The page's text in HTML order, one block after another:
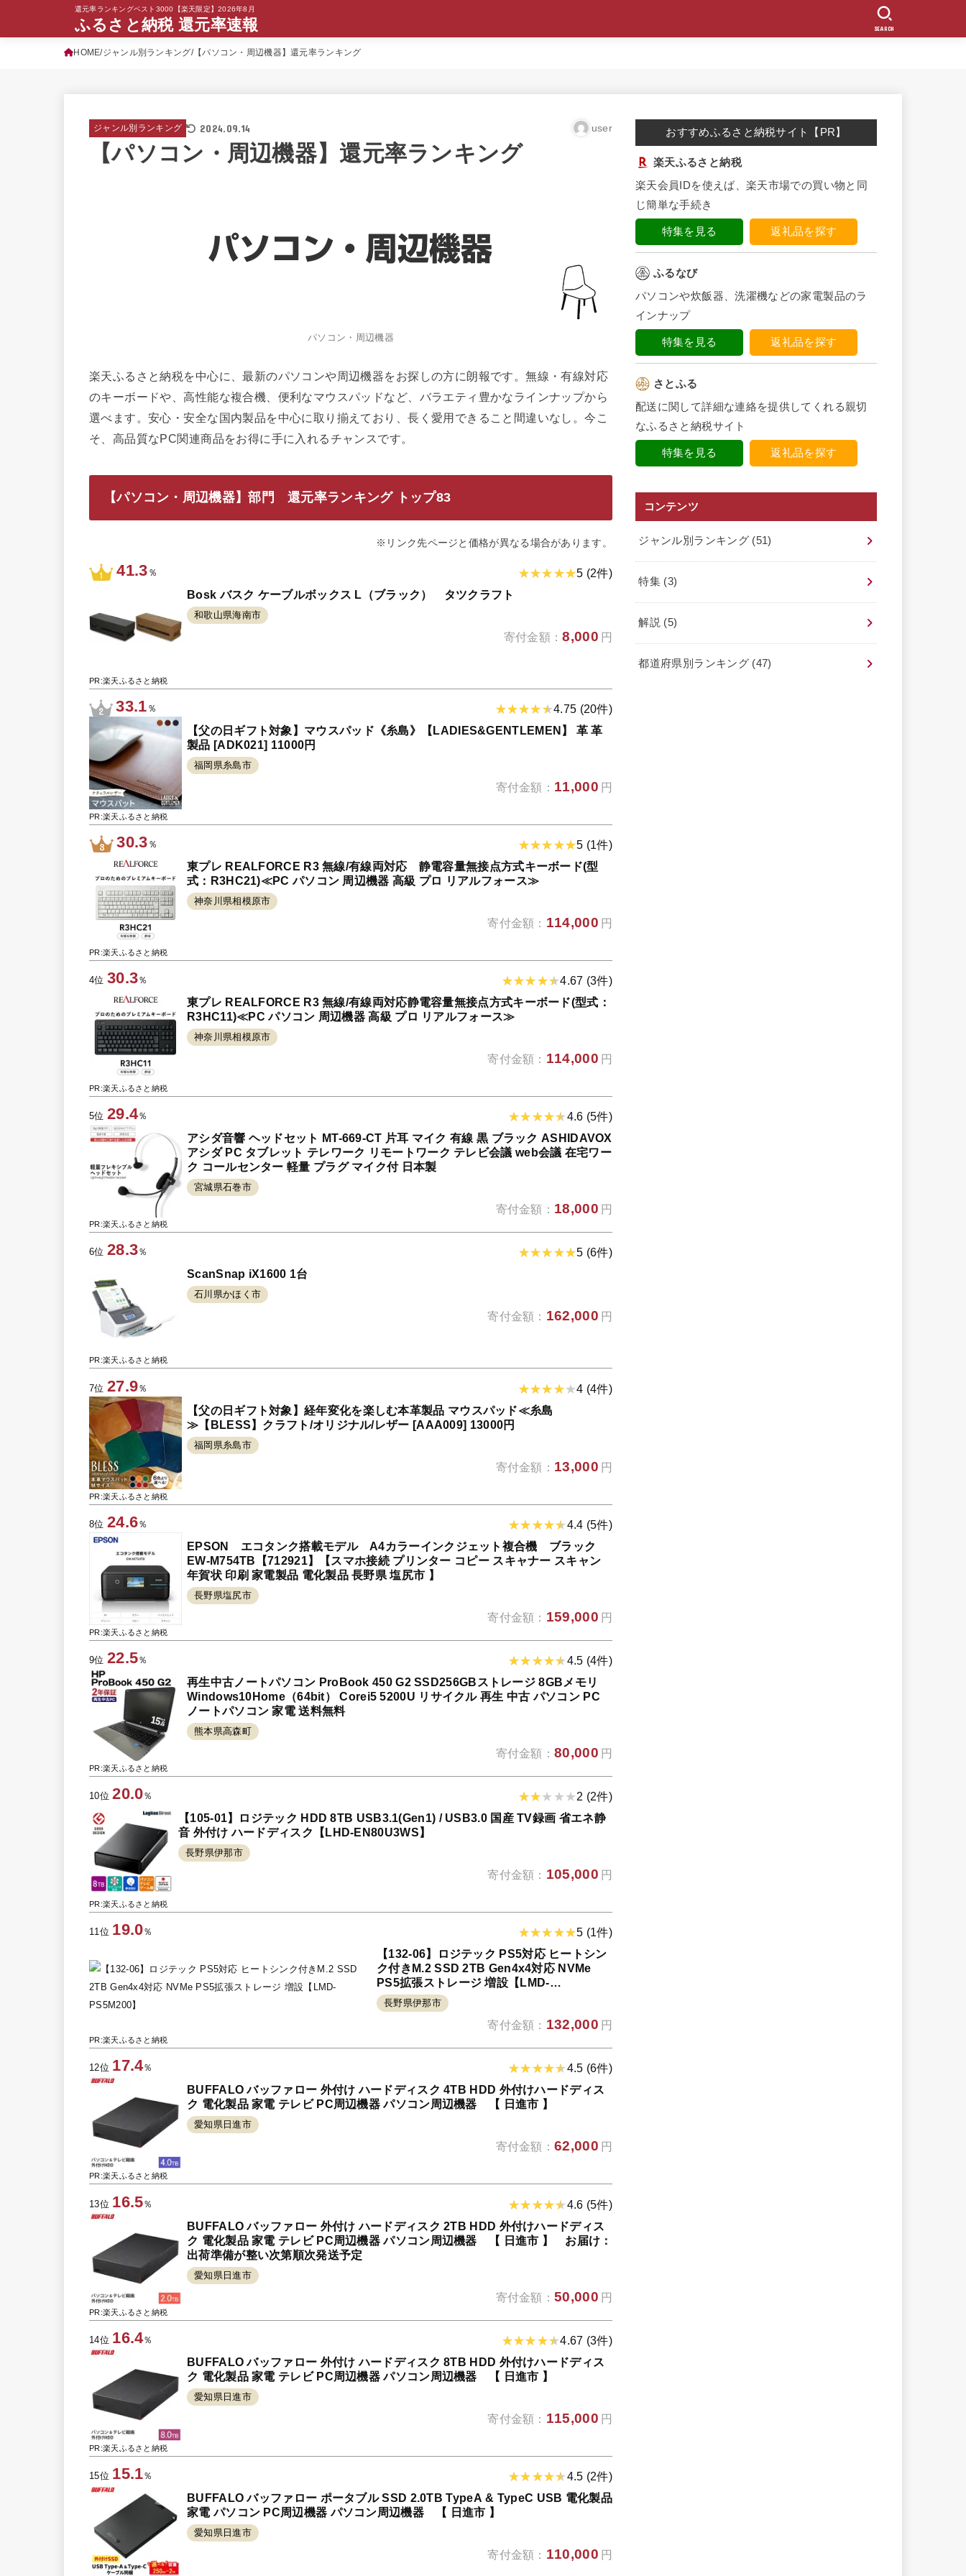
還元率ランキングベスト3000【楽天限定】2026年8月
ふるさと納税 還元率速報 SEARCH
HOME ジャンル別ランキング 【パソコン・周辺機器】還元率ランキング
ジャンル別ランキング 2024.09.14 user
【パソコン・周辺機器】還元率ランキング
パソコン・周辺機器
楽天ふるさと納税を中心に、最新のパソコンや周辺機器をお探しの方に朗報です。無線・有線対応
のキーボードや、高性能な複合機、便利なマウスパッドなど、バラエティ豊かなラインナップから
選べます。安心・安全な国内製品を中心に取り揃えており、長く愛用できること間違いなし。今こ
そ、高品質なPC関連商品をお得に手に入れるチャンスです。
【パソコン・周辺機器】部門 還元率ランキング トップ83
※リンク先ページと価格が異なる場合があります。
41.3 ％
PR:楽天ふるさと納税
5 (2件)
Bosk バスク ケーブルボックス L（ブラック） タツクラフト
和歌山県海南市
寄付金額：8,000 円
33.1 ％
PR:楽天ふるさと納税
4.75 (20件)
【父の日ギフト対象】マウスパッド《糸島》【LADIES&GENTLEMEN】 革 革
製品 [ADK021] 11000円
福岡県糸島市
寄付金額： 11,000 円
30.3 ％
PR:楽天ふるさと納税
5 (1件)
東プレ REALFORCE R3 無線/有線両対応 静電容量無接点方式キーボード(型
式：R3HC21)≪PC パソコン 周辺機器 高級 プロ リアルフォース≫
神奈川県相模原市
寄付金額： 114,000 円
4位 30.3％
PR:楽天ふるさと納税
4.67 (3件)
東プレ REALFORCE R3 無線/有線両対応静電容量無接点方式キーボード(型式：
R3HC11)≪PC パソコン 周辺機器 高級 プロ リアルフォース≫
神奈川県相模原市
寄付金額： 114,000 円
5位 29.4％
PR:楽天ふるさと納税
4.6 (5件)
アシダ音響 ヘッドセット MT-669-CT 片耳 マイク 有線 黒 ブラック ASHIDAVOX
アシダ PC タブレット テレワーク リモートワーク テレビ会議 web会議 在宅ワー
ク コールセンター 軽量 プラグ マイク付 日本製
宮城県石巻市
寄付金額： 18,000 円
6位 28.3％
PR:楽天ふるさと納税
5 (6件)
ScanSnap iX1600 1台
石川県かほく市
寄付金額： 162,000 円
7位 27.9％
PR:楽天ふるさと納税
4 (4件)
【父の日ギフト対象】経年変化を楽しむ本革製品 マウスパッド≪糸島
≫【BLESS】クラフト/オリジナル/レザー [AAA009] 13000円
福岡県糸島市
寄付金額： 13,000 円
8位 24.6％
PR:楽天ふるさと納税
4.4 (5件)
EPSON エコタンク搭載モデル A4カラーインクジェット複合機 ブラック
EW-M754TB【712921】【スマホ接続 プリンター コピー スキャナー スキャン
年賀状 印刷 家電製品 電化製品 長野県 塩尻市 】
長野県塩尻市
寄付金額： 159,000 円
9位 22.5％
PR:楽天ふるさと納税
4.5 (4件)
再生中古ノートパソコン ProBook 450 G2 SSD256GBストレージ 8GBメモリ
Windows10Home（64bit） Corei5 5200U リサイクル 再生 中古 パソコン PC
ノートパソコン 家電 送料無料
熊本県高森町
寄付金額： 80,000 円
10位20.0％
PR:楽天ふるさと納税
2 (2件)
【105-01】ロジテック HDD 8TB USB3.1(Gen1) / USB3.0 国産 TV録画 省エネ静
音 外付け ハードディスク【LHD-EN80U3WS】
長野県伊那市
寄付金額： 105,000 円
11位 19.0％
PR:楽天ふるさと納税
5 (1件)
【132-06】ロジテック PS5対応 ヒートシン
ク付きM.2 SSD 2TB Gen4x4対応 NVMe
PS5拡張ストレージ 増設【LMD-
PS5M200】
長野県伊那市
寄付金額： 132,000 円
12位 17.4％
PR:楽天ふるさと納税
4.5 (6件)
BUFFALO バッファロー 外付け ハードディスク 4TB HDD 外付けハードディス
ク 電化製品 家電 テレビ PC周辺機器 パソコン周辺機器 【 日進市 】
愛知県日進市
寄付金額： 62,000 円
13位 16.5％
PR:楽天ふるさと納税
4.6 (5件)
BUFFALO バッファロー 外付け ハードディスク 2TB HDD 外付けハードディス
ク 電化製品 家電 テレビ PC周辺機器 パソコン周辺機器 【 日進市 】 お届け：
出荷準備が整い次第順次発送予定
愛知県日進市
寄付金額： 50,000 円
14位 16.4％
PR:楽天ふるさと納税
4.67 (3件)
BUFFALO バッファロー 外付け ハードディスク 8TB HDD 外付けハードディス
ク 電化製品 家電 テレビ PC周辺機器 パソコン周辺機器 【 日進市 】
愛知県日進市
寄付金額： 115,000 円
15位 15.1％
4.5 (2件)
BUFFALO バッファロー ポータブル SSD 2.0TB TypeA & TypeC USB 電化製品
家電 パソコン PC周辺機器 パソコン周辺機器 【 日進市 】
愛知県日進市
寄付金額： 110,000 円
おすすめふるさと納税サイト【PR】
楽天ふるさと納税
楽天会員IDを使えば、楽天市場での買い物と同
じ簡単な手続き
特集を見る 返礼品を探す
ふるなび
パソコンや炊飯器、洗濯機などの家電製品のラ
インナップ
特集を見る 返礼品を探す
さとふる
配送に関して詳細な連絡を提供してくれる親切
なふるさと納税サイト
特集を見る 返礼品を探す
コンテンツ
ジャンル別ランキング (51)
特集 (3)
解説 (5)
都道府県別ランキング (47)